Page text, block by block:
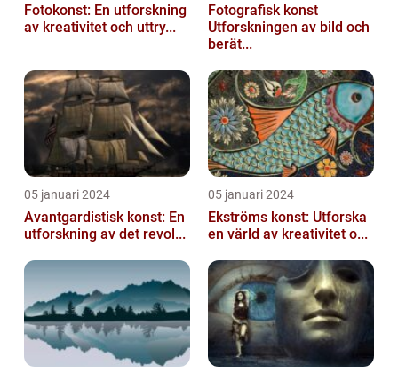
Fotokonst: En utforskning
av kreativitet och uttry...
Fotografisk konst
Utforskningen av bild och
berät...
05 januari 2024
Avantgardistisk konst: En
utforskning av det revol...
05 januari 2024
Ekströms konst: Utforska
en värld av kreativitet o...